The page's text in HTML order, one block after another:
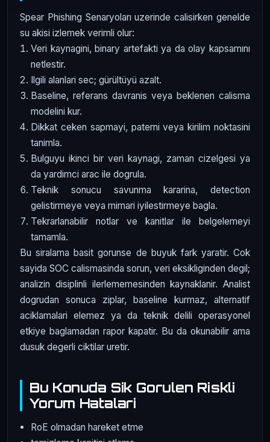
Spear Phishing Senaryoları uzerinde calisirken genelde
su akisi izlemek verimli olur:
Veri kaynagini, binary artefakti ya da olay kapsamını
netlestir.
Ilgili alanlari sec; gürültüyü azalt.
Baseline, referans davranis veya beklenen calisma
modelini kur.
Dikkat ceken sapmayi, paterni veya kirilim noktasini
tanimla.
Bulguyu ikinci bir veri kaynagi, zaman cizelgesi ya
da yardimci arac ile dogrula.
Teknik sonucu savunma kararina, detection
gelistirmeye veya mimari iyilestirmeye bagla.
Tekrarlanabilir notlar ve kanitlar ile belgelemeyi
tamamla.
Bu siralama basit gorunse de buyuk fark yaratir. Cok
sayida SOC calismasinda sorun, veri eksikliginden degil;
analizin disiplinli ilerlememesinden kaynaklanir. Analist
dogrudan sonuca ziplar, baseline kurmaz, alternatif
aciklamalari elemez ya da teknik delili operasyonel
etkiye baglamadan rapor kapatir. Bu da okunabilir ama
dusuk degerli ciktilar uretir.
Bu Konuda Sik Gorulen Riskli
Yorum Hatalari
RoE olmadan hareket etme